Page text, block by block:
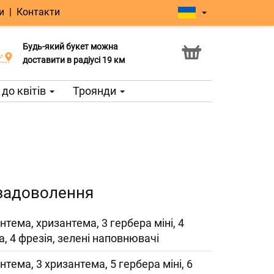
| Контакти
Будь-який букет можна
доставити в радіусі 19 км
Послуга Click & Collect
квітів Троянди
хризантема, 3 гербера міні, 4
4 фрезія, зелені наповнювачі
3 хризантема, 5 гербера міні, 6